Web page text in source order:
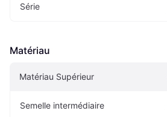
Série
Matériau
Matériau Supérieur
Semelle intermédiaire